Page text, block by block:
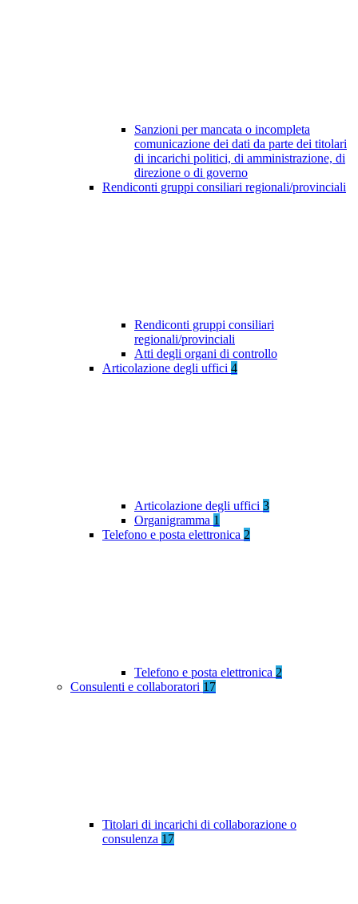
Sanzioni per mancata o incompleta
comunicazione dei dati da parte dei titolari
di incarichi politici, di amministrazione, di
direzione o di governo
Rendiconti gruppi consiliari regionali/provinciali
Rendiconti gruppi consiliari
regionali/provinciali
Atti degli organi di controllo
Articolazione degli uffici 4
Articolazione degli uffici 3
Organigramma 1
Telefono e posta elettronica 2
Telefono e posta elettronica 2
Consulenti e collaboratori 17
Titolari di incarichi di collaborazione o
consulenza 17